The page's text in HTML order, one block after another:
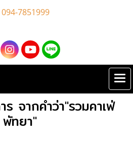
094-7851999
จากคำว่า"รวมคาเฟ่
พัทยา"